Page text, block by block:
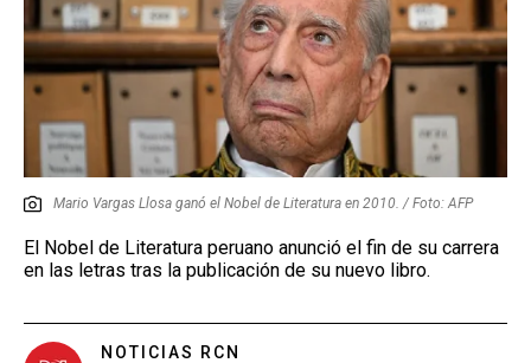
Mario Vargas Llosa ganó el Nobel de Literatura en 2010. / Foto: AFP
El Nobel de Literatura peruano anunció el fin de su carrera
en las letras tras la publicación de su nuevo libro.
NOTICIAS RCN